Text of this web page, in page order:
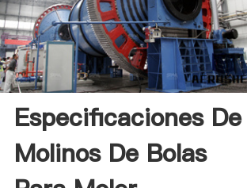
Especificaciones De
Molinos De Bolas